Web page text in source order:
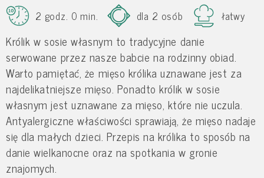
2 godz. 0 min.
dla 2 osób łatwy
Królik w sosie własnym to tradycyjne danie
serwowane przez nasze babcie na rodzinny obiad.
Warto pamiętać, że mięso królika uznawane jest za
najdelikatniejsze mięso. Ponadto królik w sosie
własnym jest uznawane za mięso, które nie uczula.
Antyalergiczne właściwości sprawiają, że mięso nadaje
się dla małych dzieci. Przepis na królika to sposób na
danie wielkanocne oraz na spotkania w gronie
znajomych.